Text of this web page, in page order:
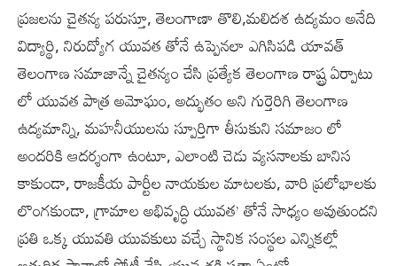
ప్రజలను చైతన్య పరుస్తూ, తెలంగాణా తొలి,మలిదశ ఉద్యమం అనేది
విద్యార్థి, నిరుద్యోగ యువత తోనే ఉప్పెనలా ఎగిసిపడి యావత్
తెలంగాణ సమాజాన్నే చైతన్యం చేసి ప్రత్యేక తెలంగాణ రాష్ట్ర ఏర్పాటు
లో యువత పాత్ర అమోఘం, అద్భుతం అని గుర్తెరిగి తెలంగాణ
ఉద్యమాన్ని, మహనీయులను స్పూర్తిగా తీసుకుని సమాజం లో
అందరికి ఆదర్శంగా ఉంటూ, ఎలాంటి చెడు వ్యసనాలకు బానిస
కాకుండా, రాజకీయ పార్టీల నాయకుల మాటలకు, వారి ప్రలోభాలకు
లొంగకుండా, గ్రామాల అభివృద్ధి యువత’ తోనే సాధ్యం అవుతుందని
ప్రతి ఒక్క యువతి యువకులు వచ్చే స్థానిక సంస్థల ఎన్నికల్లో